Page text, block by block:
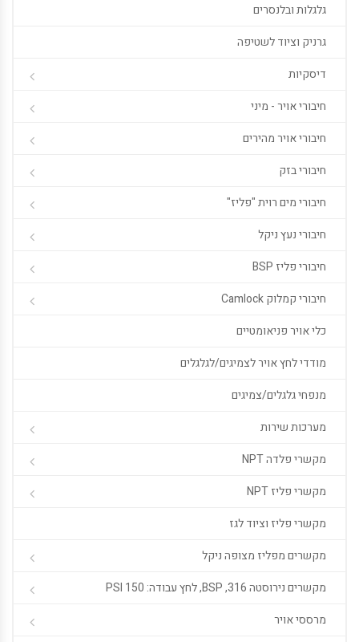
גלגלות ובלנסרים
גרניק וציוד לשטיפה
דיסקיות
חיבורי אויר - מיני
חיבורי אויר מהירים
חיבורי בזק
חיבורי מים רוית "פליז"
חיבורי נעץ ניקל
חיבורי פליז BSP
חיבורי קמלוק Camlock
כלי אויר פניאומטיים
מודדי לחץ אויר לצמיגים/לגלגלים
מנפחי גלגלים/צמיגים
מערכות שירות
מקשרי פלדה NPT
מקשרי פליז NPT
מקשרי פליז וציוד לגז
מקשרים מפליז מצופה ניקל
מקשרים נירוסטה 316, BSP, לחץ עבודה: 150 PSI
מרססי אויר